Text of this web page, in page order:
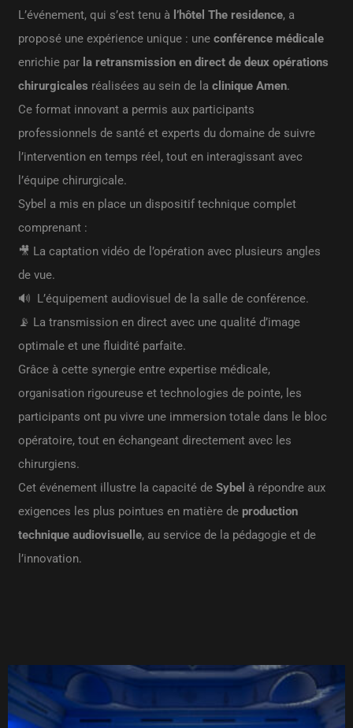
L’événement, qui s’est tenu à l’hôtel The residence, a
proposé une expérience unique : uneconférence médicale
enrichie par la retransmission en direct de deux opérations
chirurgicales réalisées au sein de laclinique Amen.
Ce format innovant a permis aux participants
professionnels de santé et experts du domaine de suivre
l’intervention en temps réel, tout en interagissant avec
l’équipe chirurgicale.
Sybel a mis en place un dispositif technique complet
comprenant :
🎥 La captation vidéo de l’opération avec plusieurs angles
de vue.
🔊 L’équipement audiovisuel de la salle de conférence.
📡 La transmission en direct avec une qualité d’image
optimale et une fluidité parfaite.
Grâce à cette synergie entre expertise médicale,
organisation rigoureuse et technologies de pointe, les
participants ont pu vivre une immersion totale dans le bloc
opératoire, tout en échangeant directement avec les
chirurgiens.
Cet événement illustre la capacité deSybel à répondre aux
exigences les plus pointues en matière de production
technique audiovisuelle, au service de la pédagogie et de
l’innovation.